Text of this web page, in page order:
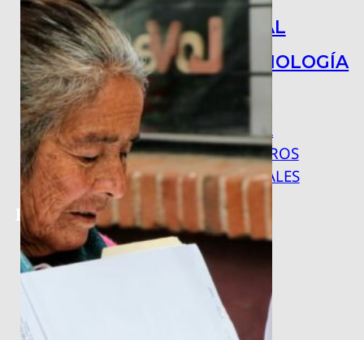
INTERNACIONAL
ARTE, CIENCIA Y TECNOLOGÍA
COLUMNAS
BAJO LA LUPA
RASTROS Y ROSTROS
VÍNCULOS ANIMALES